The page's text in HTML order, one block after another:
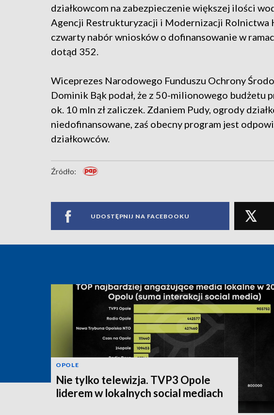
działkowcom na zabezpieczenie większej ilości
Agencji Restrukturyzacji i Modernizacji Rolnictwa
czwarty nabór wniosków o dofinansowanie w
dotąd 352.
Wiceprezes Narodowego Funduszu Ochrony
Dominik Bąk podał, że z 50-milionowego budżetu
ok. 10 mln zł zaliczek. Zdaniem Pudy, ogrody
niedofinansowane, zaś obecny program jest
działkowców.
Źródło:
UDOSTĘPNIJ NA FACEBOOKU
OPOLE
Nie tylko telewizja. TVP3 Opole
liderem w lokalnych social mediach